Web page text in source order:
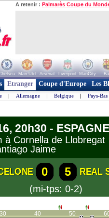
A retenir : Palmarès Coupe du
Man Utd Arsenal Liverpool ManCity
Etranger Coupe d'Europe Les
| Allemagne | Belgique | Pays-Bas
20h30 -
à Cornella de
Jaime
0 5
REAL
(mi-tps: 0-2)
30 40 50